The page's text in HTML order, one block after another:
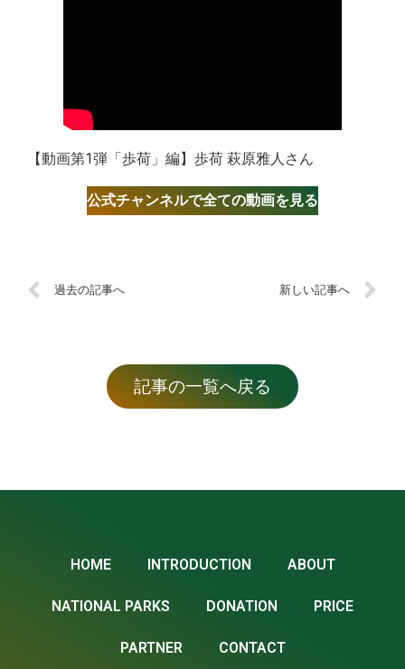
【動画第1弾「歩荷」編】歩荷 萩原雅人さん
公式チャンネルで全ての動画を見る
過去の記事へ 新しい記事へ
記事の一覧へ戻る
HOME INTRODUCTION ABOUT
NATIONAL PARKS DONATION PRICE
PARTNER CONTACT